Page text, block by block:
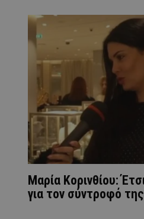
Μαρία Κορινθίου:
για τον σύντροφό της